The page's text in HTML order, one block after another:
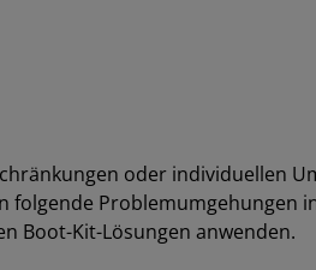
oder individuellen
folgende Problemumgehungen
Boot-Kit-Lösungen anwenden.